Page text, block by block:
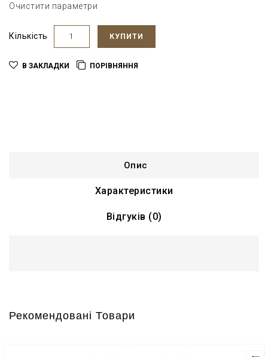
Очистити параметри
Кількість КУПИТИ
В ЗАКЛАДКИ ПОРІВНЯННЯ
Опис
Характеристики
Відгуків (0)
Рекомендовані Товари